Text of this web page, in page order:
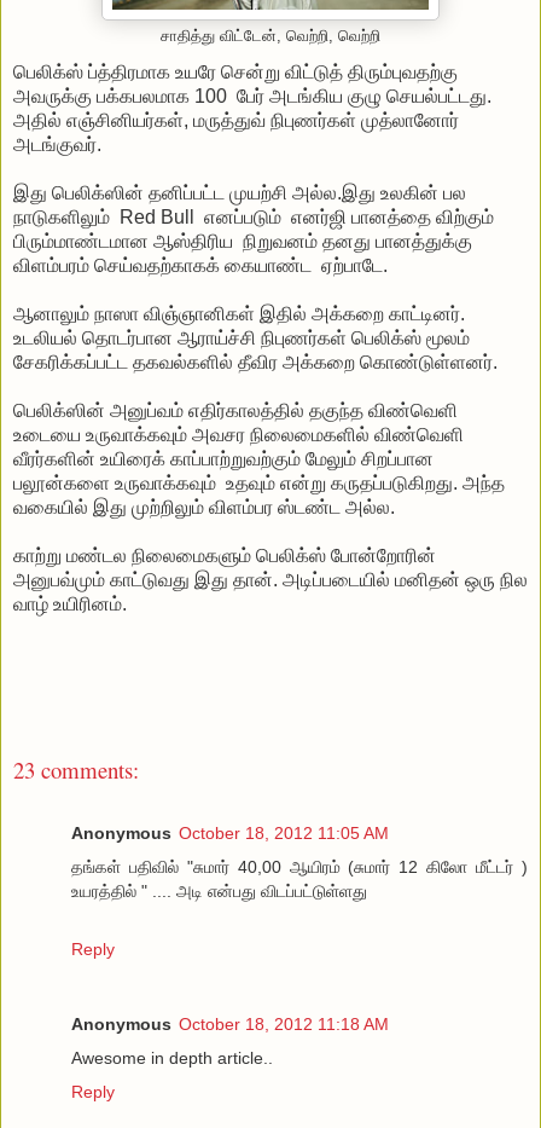
சாதித்து விட்டேன், வெற்றி, வெற்றி
பெலிக்ஸ் ப்த்திரமாக உயரே சென்று விட்டுத் திரும்புவதற்கு
அவருக்கு பக்கபலமாக 100 பேர் அடங்கிய குழு செயல்பட்டது.
அதில் எஞ்சினியர்கள், மருத்துவ் நிபுணர்கள் முத்லானோர்
அடங்குவர்.
இது பெலிக்ஸின் தனிப்பட்ட முயற்சி அல்ல.இது உலகின் பல
நாடுகளிலும் Red Bull எனப்படும் எனர்ஜி பானத்தை விற்கும்
பிரும்மாண்டமான ஆஸ்திரிய நிறுவனம் தனது பானத்துக்கு
விளம்பரம் செய்வதற்காகக் கையாண்ட ஏற்பாடே.
ஆனாலும் நாஸா விஞ்ஞானிகள் இதில் அக்கறை காட்டினர்.
உடலியல் தொடர்பான ஆராய்ச்சி நிபுணர்கள் பெலிக்ஸ் மூலம்
சேகரிக்கப்பட்ட தகவல்களில் தீவிர அக்கறை கொண்டுள்ளனர்.
பெலிக்ஸின் அனுப்வம் எதிர்காலத்தில் தகுந்த விண்வெளி
உடையை உருவாக்கவும் அவசர நிலைமைகளில் விண்வெளி
வீரர்களின் உயிரைக் காப்பாற்றுவற்கும் மேலும் சிறப்பான
பலூன்களை உருவாக்கவும் உதவும் என்று கருதப்படுகிறது. அந்த
வகையில் இது முற்றிலும் விளம்பர ஸ்டண்ட அல்ல.
காற்று மண்டல நிலைமைகளும் பெலிக்ஸ் போன்றோரின்
அனுபவ்மும் காட்டுவது இது தான். அடிப்படையில் மனிதன் ஒரு நில
வாழ் உயிரினம்.
23 comments:
Anonymous October 18, 2012 11:05 AM
தங்கள் பதிவில் "சுமார் 40,00 ஆயிரம் (சுமார் 12 கிலோ மீட்டர் )
உயரத்தில் " .... அடி என்பது விடப்பட்டுள்ளது
Reply
Anonymous October 18, 2012 11:18 AM
Awesome in depth article..
Reply